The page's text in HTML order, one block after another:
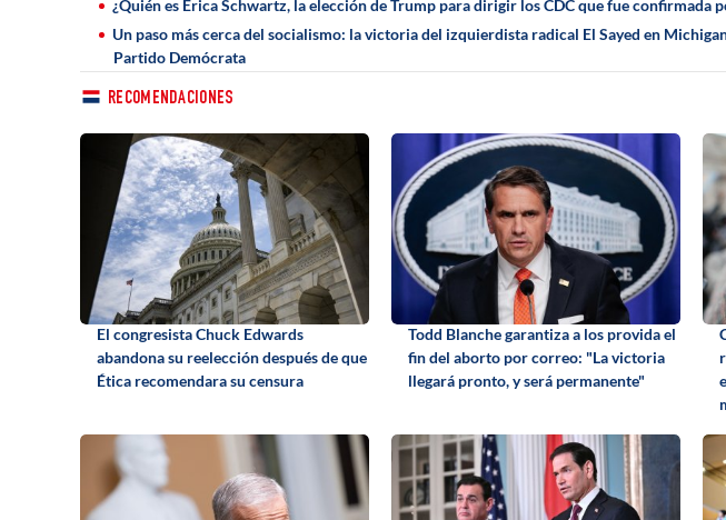
¿Quién es Erica Schwartz, la elección de Trump para dirigir los CDC que fue confirmada
Un paso más cerca del socialismo: la victoria del izquierdista radical El Sayed en
Partido Demócrata
RECOMENDACIONES
El congresista Chuck Edwards
abandona su reelección después de que
Ética recomendara su censura
Todd Blanche garantiza a los provida el
fin del aborto por correo: "La victoria
llegará pronto, y será permanente"